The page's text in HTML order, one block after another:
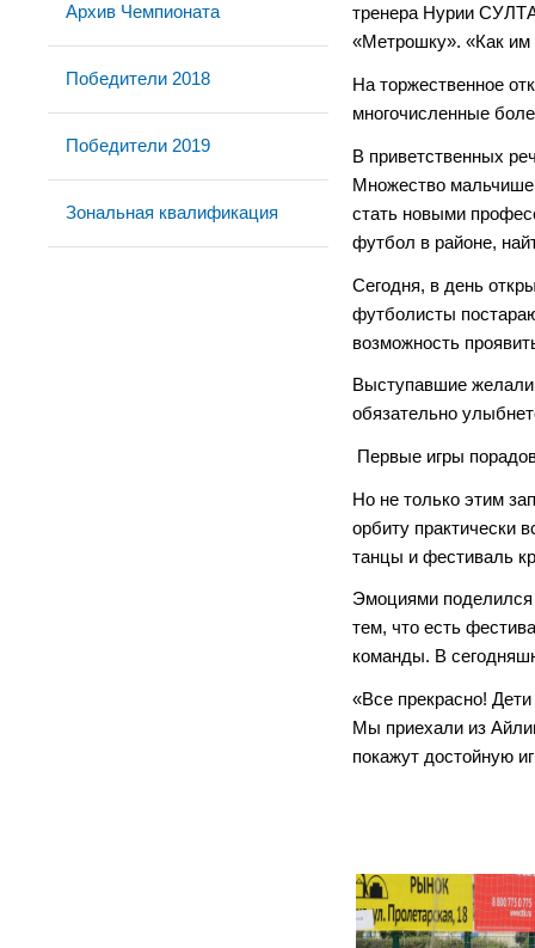
Архив Чемпионата
Победители 2018
Победители 2019
Зональная квалификация
тренера Нурии
«Метрошку». «Как им
На торжественное
многочисленные
В приветственных
Множество
стать новыми
футбол в районе,
Сегодня, в день
футболисты
возможность
Выступавшие желали
обязательно
Первые игры
Но не только этим
орбиту практически
танцы и фестиваль
Эмоциями
тем, что есть
команды. В
«Все прекрасно!
Мы приехали из
покажут достойную